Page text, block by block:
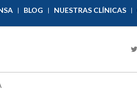
BLOG NUESTRAS CLÍNICAS